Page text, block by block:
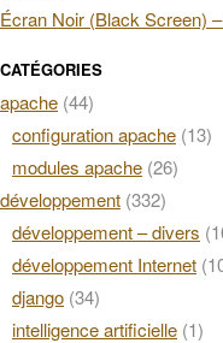
Écran Noir (Black Screen)
CATÉGORIES
apache (44)
configuration apache (13)
modules apache (26)
développement (332)
développement – divers
développement Internet
django (34)
intelligence artificielle (1)